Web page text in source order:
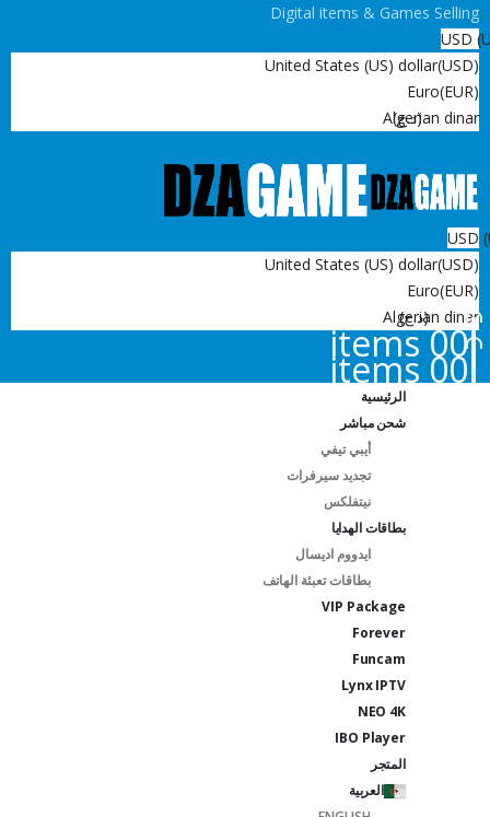
Digital items & Games Selling
USD
United States (US) dollar(USD)
Euro(EUR)
Algerian dinar
(د.ج)
USD
United States (US) dollar(USD)
Euro(EUR)
Algerian dinar
(د.ج)
00 items
00 items
الرئيسية
شحن مباشر
أيبي تيفي
تجديد سيرفرات
نيتفلكس
بطاقات الهدايا
ايدووم اديسال
بطاقات تعبئة الهاتف
VIP Package
Forever
Funcam
Lynx IPTV
NEO 4K
IBO Player
المتجر
العربية